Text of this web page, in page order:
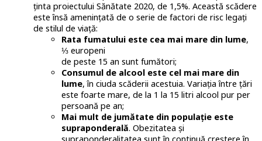
ținta proiectului Sănătate 2020, de 1,5%. Această scădere
este însă amenințată de o serie de factori de risc legați
de stilul de viață:
Rata fumatului este cea mai mare din lume,
⅓ europeni
de peste 15 an sunt fumători;
Consumul de alcool este cel mai mare din
lume, în ciuda scăderii acestuia. Variația între țări
este foarte mare, de la 1 la 15 litri alcool pur per
persoană pe an;
Mai mult de jumătate din populație este
supraponderală. Obezitatea și